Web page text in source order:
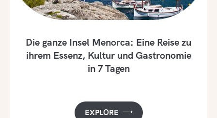
Die ganze Insel Menorca: Eine Reise zu
ihrem Essenz, Kultur und Gastronomie
in 7 Tagen
EXPLORE